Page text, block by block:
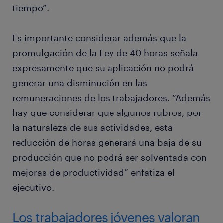
tiempo”.
Es importante considerar además que la
promulgación de la Ley de 40 horas señala
expresamente que su aplicación no podrá
generar una disminución en las
remuneraciones de los trabajadores. “Además
hay que considerar que algunos rubros, por
la naturaleza de sus actividades, esta
reducción de horas generará una baja de su
producción que no podrá ser solventada con
mejoras de productividad” enfatiza el
ejecutivo.
Los trabajadores jóvenes valoran